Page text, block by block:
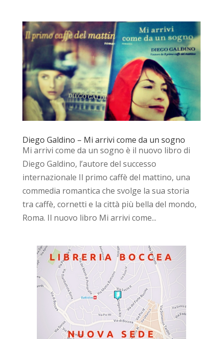
Diego Galdino – Mi arrivi come da un sogno
Mi arrivi come da un sogno è il nuovo libro di
Diego Galdino, l’autore del successo
internazionale Il primo caffè del mattino, una
commedia romantica che svolge la sua storia
tra caffè, cornetti e la città più bella del mondo,
Roma. Il nuovo libro Mi arrivi come...